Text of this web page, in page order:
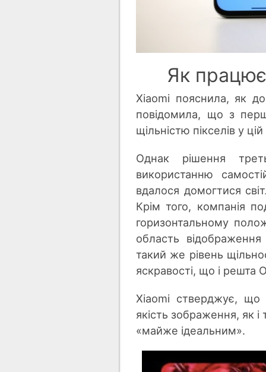
Як
Xiaomi пояснила, як
повідомила, що з
щільністю пікселів у
Однак рішення
використанню
вдалося домогтися
Крім того, компанія
горизонтальному
область
такий же рівень
яскравості, що і решта
Xiaomi стверджує, що
якість зображення, як
«майже ідеальним».